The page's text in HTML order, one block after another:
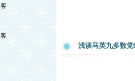
浅谈马英九多数党